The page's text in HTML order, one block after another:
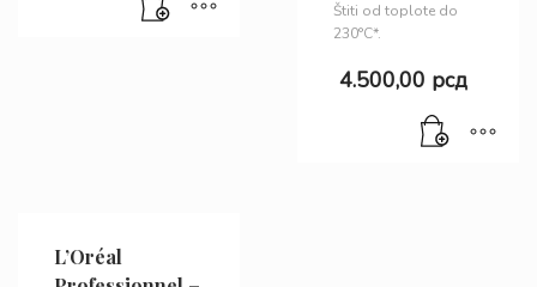
Štiti od toplote do
230°C*.
4.500,00 рсд
L’Oréal